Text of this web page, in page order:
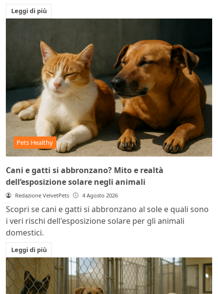
Leggi di più
Pets Healthy
Cani e gatti si abbronzano? Mito e realtà
dell’esposizione solare negli animali
Redazione VelvetPets 4 Agosto 2026
Scopri se cani e gatti si abbronzano al sole e quali sono
i veri rischi dell'esposizione solare per gli animali
domestici.
Leggi di più